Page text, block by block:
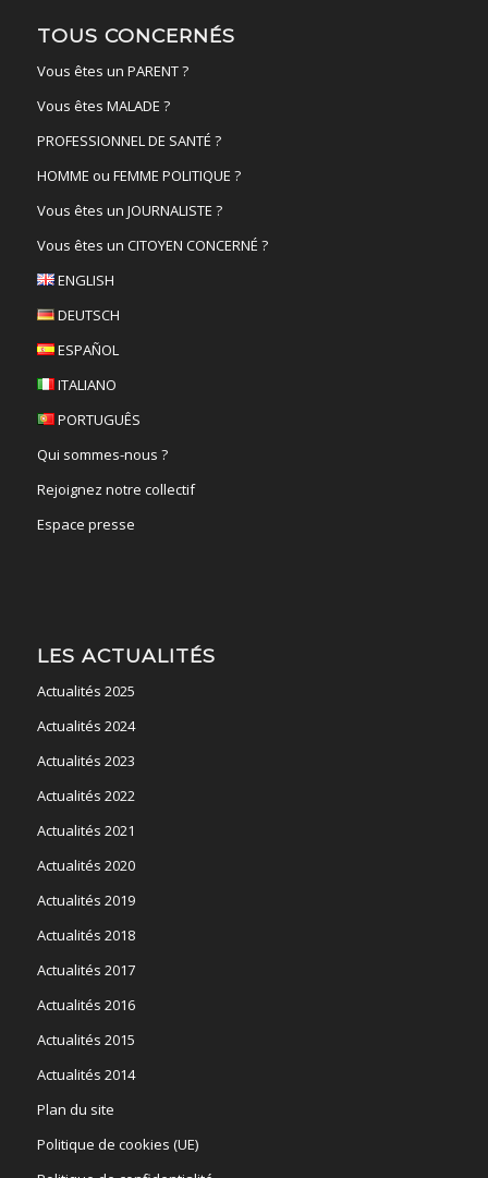
TOUS CONCERNÉS
Vous êtes un PARENT ?
Vous êtes MALADE ?
PROFESSIONNEL DE SANTÉ ?
HOMME ou FEMME POLITIQUE ?
Vous êtes un JOURNALISTE ?
Vous êtes un CITOYEN CONCERNÉ ?
ENGLISH
DEUTSCH
ESPAÑOL
ITALIANO
PORTUGUÊS
Qui sommes-nous ?
Rejoignez notre collectif
Espace presse
LES ACTUALITÉS
Actualités 2025
Actualités 2024
Actualités 2023
Actualités 2022
Actualités 2021
Actualités 2020
Actualités 2019
Actualités 2018
Actualités 2017
Actualités 2016
Actualités 2015
Actualités 2014
Plan du site
Politique de cookies (UE)